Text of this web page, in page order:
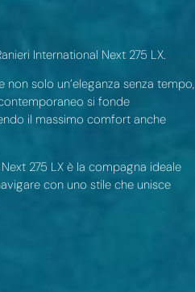
International Next 275 LX.
solo un’eleganza senza tempo,
si fonde
il massimo comfort anche
275 LX è la compagna ideale
con uno stile che unisce